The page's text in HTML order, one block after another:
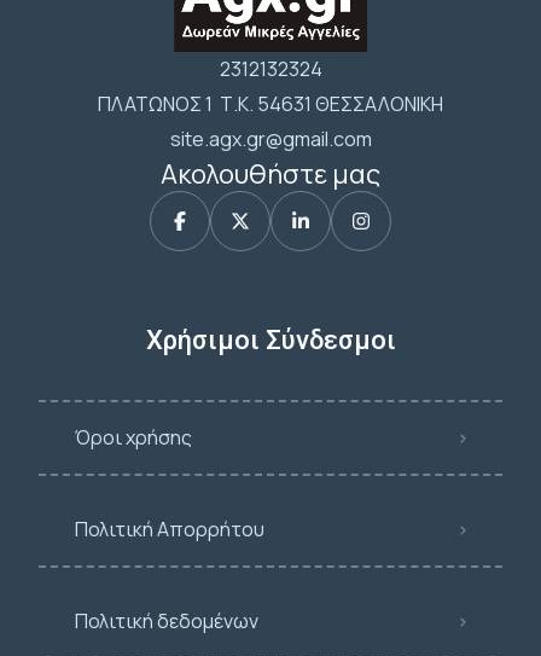
2312132324
ΠΛΑΤΩΝΟΣ 1 Τ.Κ. 54631 ΘΕΣΣΑΛΟΝΙΚΗ
site.agx.gr@gmail.com
Ακολουθήστε μας
Χρήσιμοι Σύνδεσμοι
Όροι χρήσης
Πολιτική Απορρήτου
Πολιτική δεδομένων